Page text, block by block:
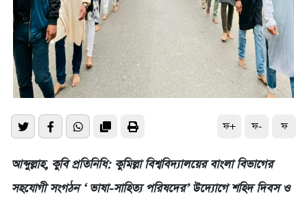
ফ+ ফ- ফ
আব্দুল্লাহ, কুবি প্রতিনিধি: কুমিল্লা বিশ্ববিদ্যালয়ের বাংলা বিভাগের
সহযোগী সংগঠন ‘ ভাষা-সাহিত্য পরিষদের’ উদ্যোগে শহিদ দিবস ও